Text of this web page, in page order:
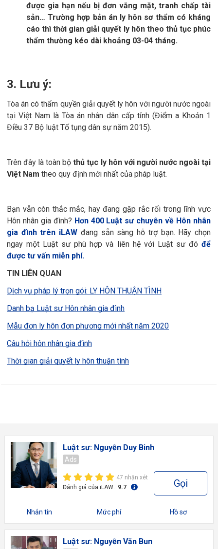
được gia hạn nếu bị đơn vắng mặt, tranh chấp tài
sản… Trường hợp bản án ly hôn sơ thẩm có kháng
cáo thì thời gian giải quyết ly hôn theo thủ tục phúc
thẩm thường kéo dài khoảng 03-04 tháng.
3. Lưu ý:
Tòa án có thẩm quyền giải quyết ly hôn với người nước ngoài
tại Việt Nam là Tòa án nhân dân cấp tỉnh (Điểm a Khoản 1
Điều 37 Bộ luật Tố tụng dân sự năm 2015).
Trên đây là toàn bộthủ tục ly hôn với người nước ngoài tại
Việt Nam theo quy định mới nhất của pháp luật.
Bạn vẫn còn thắc mắc, hay đang gặp rắc rối trong lĩnh vực
Hôn nhân gia đình? Hơn 400 Luật sư chuyên về Hôn nhân
gia đình trên iLAW đang sẵn sàng hỗ trợ bạn. Hãy chọn
ngay một Luật sư phù hợp và liên hệ với Luật sư đó để
được tư vấn miễn phí.
TIN LIÊN QUAN
Dịch vụ pháp lý trọn gói: LY HÔN THUẬN TÌNH
Danh bạ Luật sư Hôn nhân gia đình
Mẫu đơn ly hôn đơn phương mới nhất năm 2020
Câu hỏi hôn nhân gia đình
Thời gian giải quyết ly hôn thuận tình
Luật sư: Nguyễn Duy Binh
Ads
47 nhận xét
Đánh giá của iLAW: 9.7 Gọi
Nhắn tin Mức phí Hồ sơ
Luật sư: Nguyễn Văn Bun